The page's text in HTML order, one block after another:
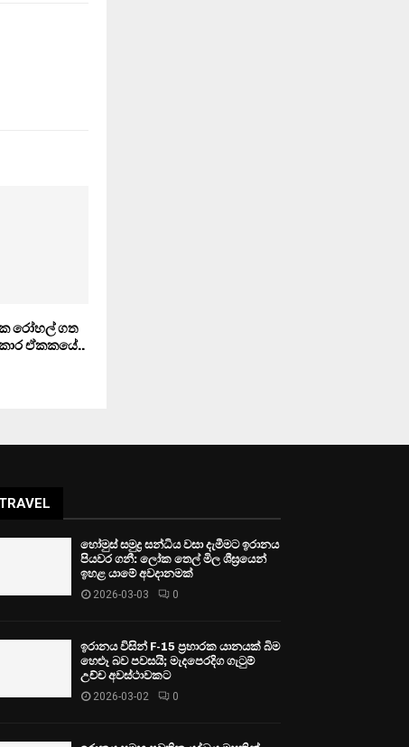
රෝහල් ගත
ඒකකයේ..
TRAVEL
හෝමුස් සමුද්‍ර සන්ධිය වසා දැමීමට ඉරානය
පියවර ගනී: ලෝක තෙල් මිල ශීඝ්‍රයෙන්
ඉහළ යාමේ අවදානමක්
2026-03-03 0
ඉරානය විසින් F-15 ප්‍රහාරක යානයක් බිම
හෙළූ බව පවසයි; මැදපෙරදිග ගැටුම්
උච්ච අවස්ථාවකට
2026-03-02 0